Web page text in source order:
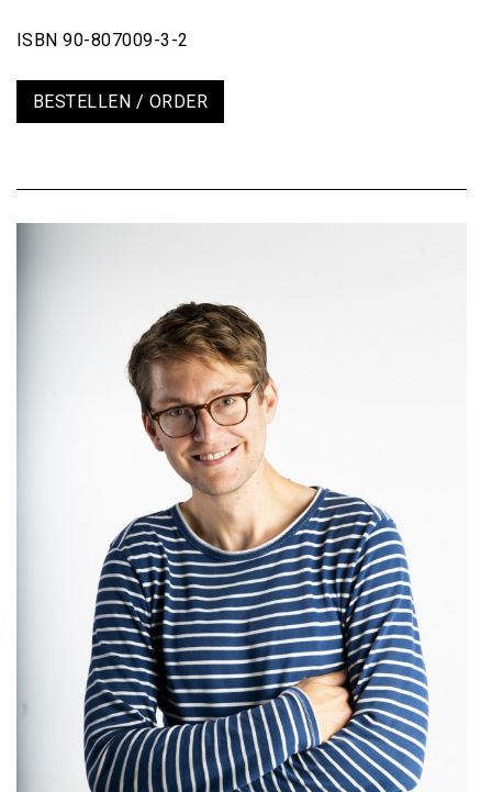
ISBN 90-807009-3-2
BESTELLEN / ORDER